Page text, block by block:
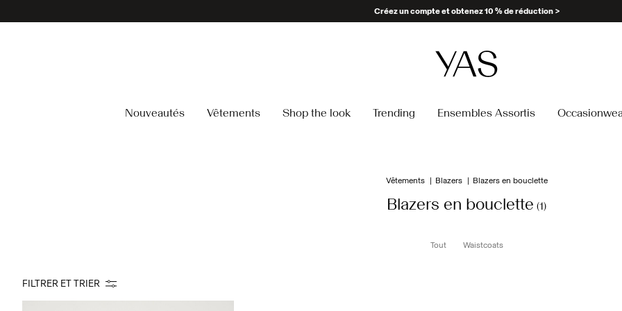
Créez un compte et obtenez 10 % de réduction >
Nouveautés Vêtements Shop the look Trending Ensembles Assortis
Vêtements Blazers Blazers en bouclette
Blazers en bouclette (1)
Tout Waistcoats
FILTRER ET TRIER